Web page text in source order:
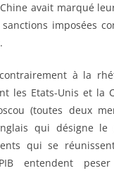
avait marqué
imposées
à la
les Etats-Unis et la
(toutes deux
qui désigne le
qui se
entendent peser